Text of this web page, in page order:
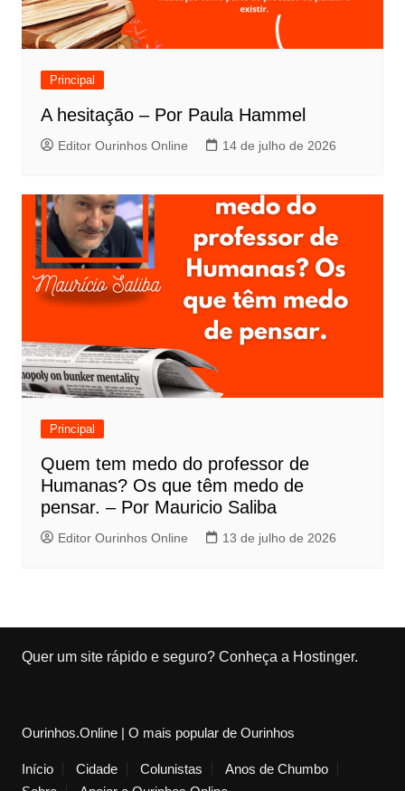
Principal
A hesitação – Por Paula Hammel
Editor Ourinhos Online 14 de julho de 2026
Principal
Quem tem medo do professor de
Humanas? Os que têm medo de
pensar. – Por Mauricio Saliba
Editor Ourinhos Online 13 de julho de 2026
Quer um site rápido e seguro? Conheça a Hostinger.
Ourinhos.Online | O mais popular de Ourinhos
Início Cidade Colunistas
Anos de Chumbo